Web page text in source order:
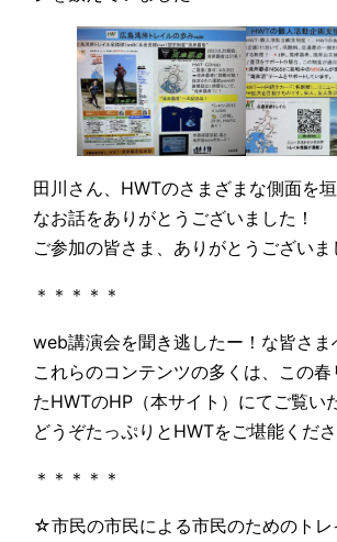
田川さん、HWTのさまざまな側面を
なお話をありがとうございました！
ご参加の皆さま、ありがとうございま
＊＊＊＊＊
web講演会を聞き逃したー！な皆さま
これらのコンテンツの多くは、この春
たHWTのHP（本サイト）にてご覧い
どうぞたっぷりとHWTをご堪能くださ
＊＊＊＊＊
☆市民の市民による市民のためのトレ